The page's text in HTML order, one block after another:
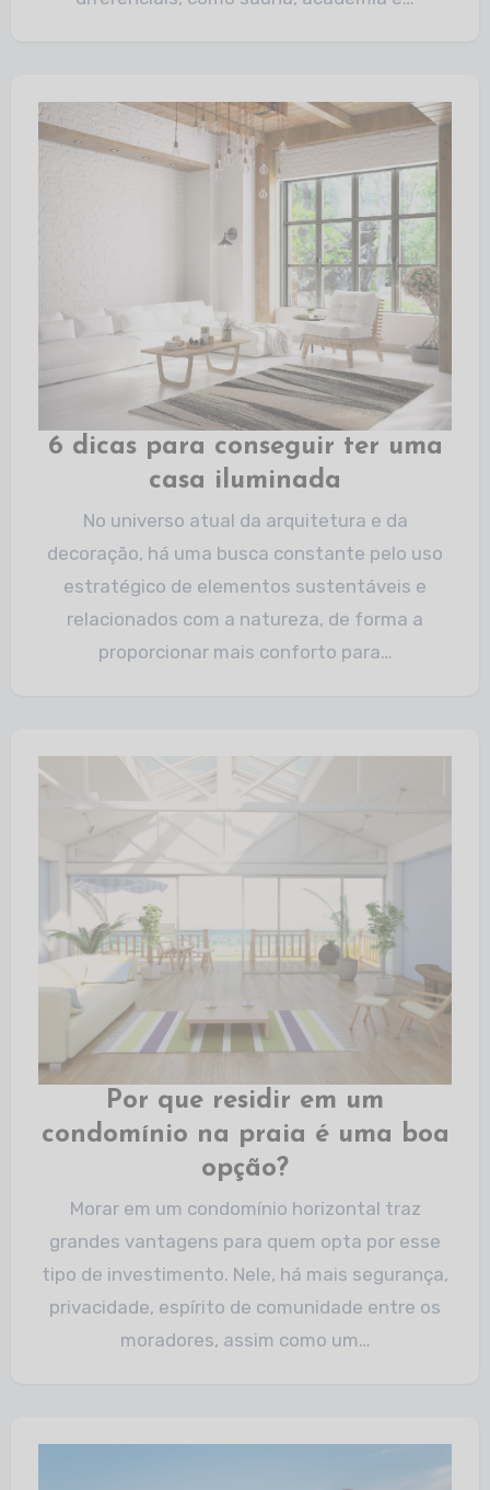
6 dicas para conseguir ter uma
casa iluminada
No universo atual da arquitetura e da
decoração, há uma busca constante pelo uso
estratégico de elementos sustentáveis e
relacionados com a natureza, de forma a
proporcionar mais conforto para…
Por que residir em um
condomínio na praia é uma boa
opção?
Morar em um condomínio horizontal traz
grandes vantagens para quem opta por esse
tipo de investimento. Nele, há mais segurança,
privacidade, espírito de comunidade entre os
moradores, assim como um…